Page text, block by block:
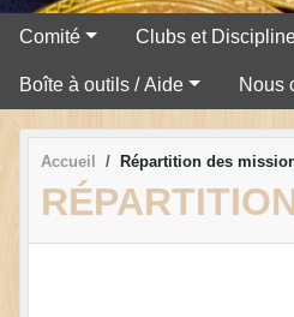
Comité Clubs et
Boîte à outils / Aide Nous
Accueil Répartition des